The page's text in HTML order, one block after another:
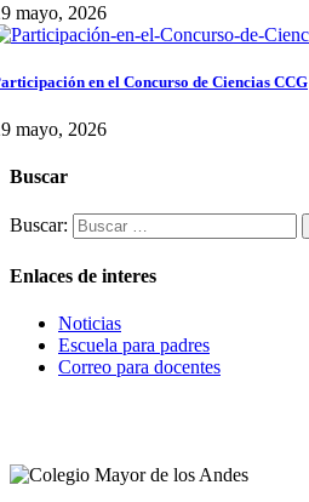
mayo, 2026
en el Concurso de Ciencias CCG
mayo, 2026
Buscar
Buscar:
Enlaces de interes
Noticias
Escuela para padres
Correo para docentes